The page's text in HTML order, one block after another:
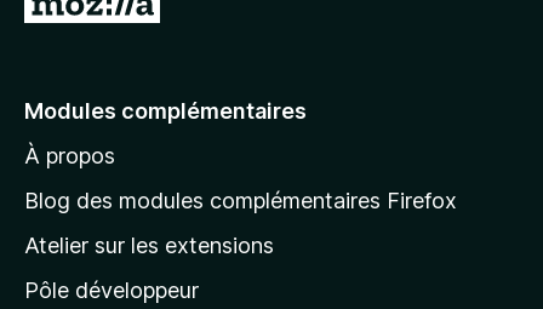
e
à
l
p
a
Modules complémentaires
À propos
Blog des modules complémentaires Firefox
Atelier sur les extensions
Pôle développeur